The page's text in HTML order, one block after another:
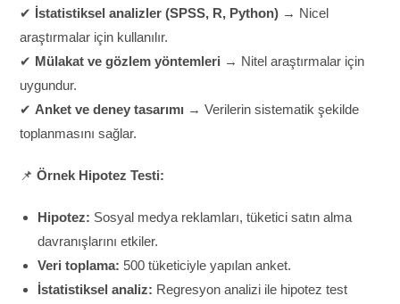
✔ İstatistiksel analizler (SPSS, R, Python) → Nicel
araştırmalar için kullanılır.
✔ Mülakat ve gözlem yöntemleri → Nitel araştırmalar için
uygundur.
✔ Anket ve deney tasarımı → Verilerin sistematik şekilde
toplanmasını sağlar.
📌Örnek Hipotez Testi:
Hipotez: Sosyal medya reklamları, tüketici satın alma
davranışlarını etkiler.
Veri toplama: 500 tüketiciyle yapılan anket.
İstatistiksel analiz: Regresyon analizi ile hipotez test